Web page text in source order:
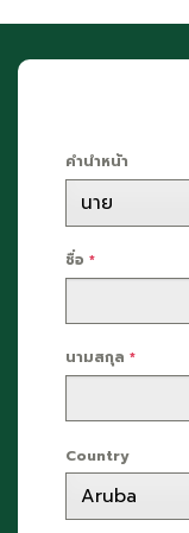
คำนำหน้า
ชื่อ *
นามสกุล *
Country